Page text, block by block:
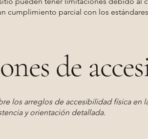
cumplimiento parcial con los
de
los arreglos de accesibilidad física en
y orientación detallada.